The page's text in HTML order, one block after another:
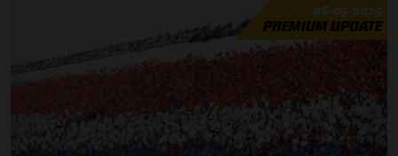
06-03-2025
PREMIUM UPDATE